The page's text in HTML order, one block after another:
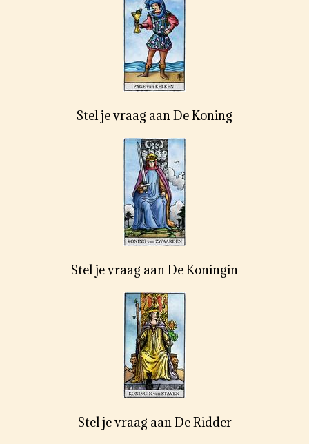
Stel je vraag aan De Koning
Stel je vraag aan De Koningin
Stel je vraag aan De Ridder